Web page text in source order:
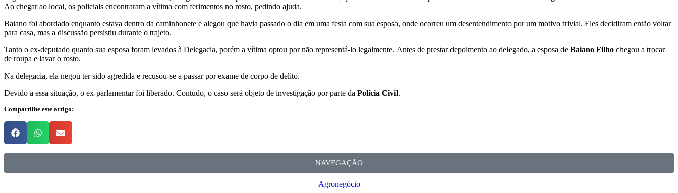
Ao chegar ao local, os policiais encontraram a vítima com ferimentos no rosto, pedindo ajuda.
Baiano foi abordado enquanto estava dentro da caminhonete e alegou que havia passado o dia em uma festa com sua esposa, onde ocorreu um desentendimento por um motivo trivial. Eles decidiram então voltar
para casa, mas a discussão persistiu durante o trajeto.
Tanto o ex-deputado quanto sua esposa foram levados à Delegacia, porém a vítima optou por não representá-lo legalmente. Antes de prestar depoimento ao delegado, a esposa de Baiano Filho chegou a trocar
de roupa e lavar o rosto.
Na delegacia, ela negou ter sido agredida e recusou-se a passar por exame de corpo de delito.
Devido a essa situação, o ex-parlamentar foi liberado. Contudo, o caso será objeto de investigação por parte da Polícia Civil.
Compartilhe este artigo:
NAVEGAÇÃO
Agronegócio